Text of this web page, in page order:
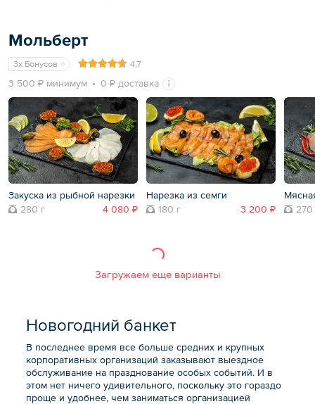
Мольберт
3x Бонусов 4,7
3 500 ₽ минимум 0 ₽ доставка
Закуска из рыбной нарезки
280 г
4 080 ₽
Нарезка из семги
180 г
3 200 ₽
270
Загружаем еще варианты
Новогодний банкет
В последнее время все больше средних и крупных
корпоративных организаций заказывают выездное
обслуживание на празднование особых событий. И в
этом нет ничего удивительного, поскольку это гораздо
проще и удобнее, чем заниматься организацией